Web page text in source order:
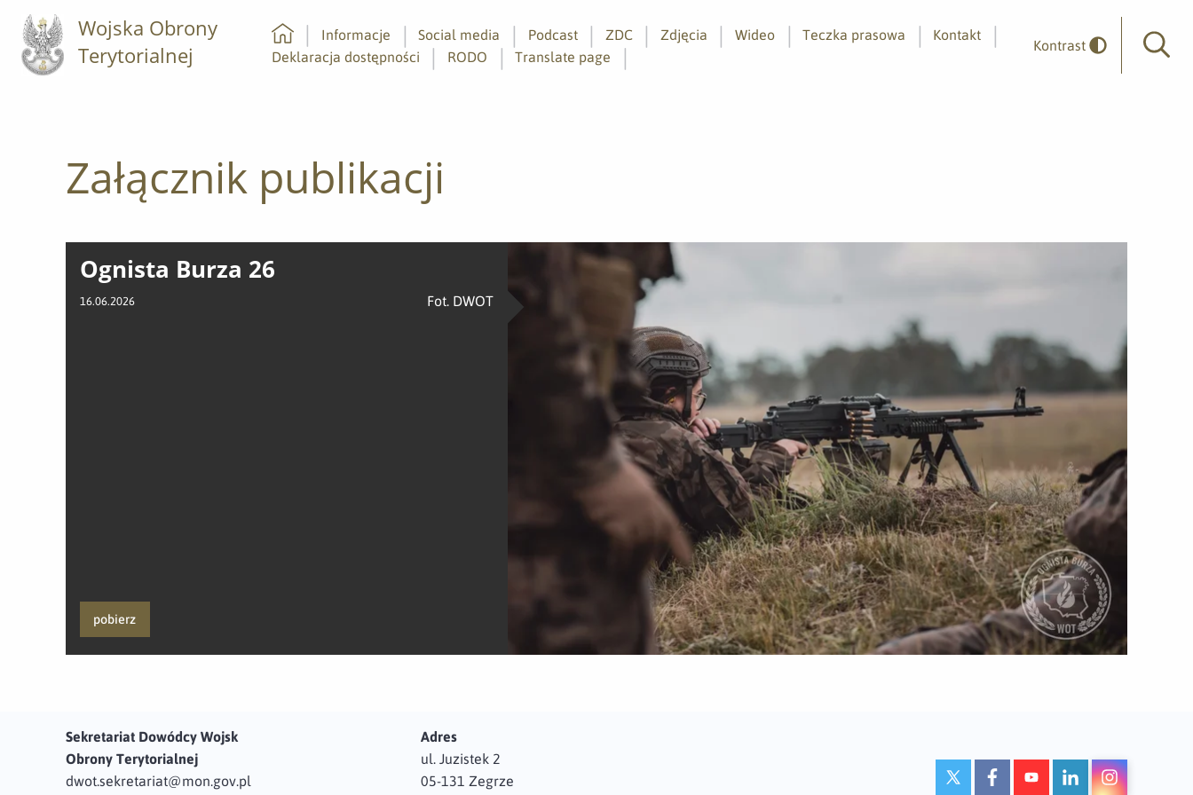
Wojska Obrony
Terytorialnej
Strona główna
Informacje Social media Podcast ZDC Zdjęcia Wideo Teczka prasowa
Kontakt
Deklaracja dostępności
RODO Translate page
Kontrast
Załącznik publikacji
Ognista Burza 26
16.06.2026 Fot. DWOT
pobierz
Sekretariat Dowódcy Wojsk
Obrony Terytorialnej
dwot.sekretariat@mon.gov.pl
Adres
ul. Juzistek 2
05-131 Zegrze